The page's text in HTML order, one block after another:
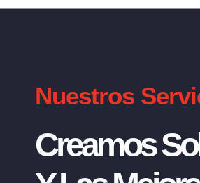
Nuestros
Creamos